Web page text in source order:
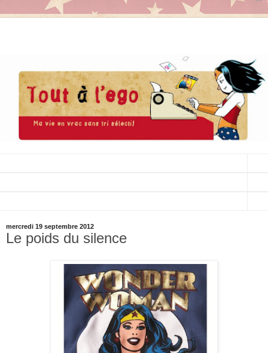
mercredi 19 septembre 2012
Le poids du silence